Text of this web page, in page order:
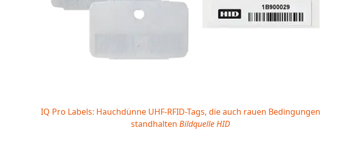
IQ Pro Labels: Hauchdünne UHF-RFID-Tags, die auch rauen Bedingungen
standhalten Bildquelle HID